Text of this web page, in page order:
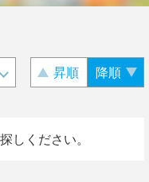
昇順 降順
しください。